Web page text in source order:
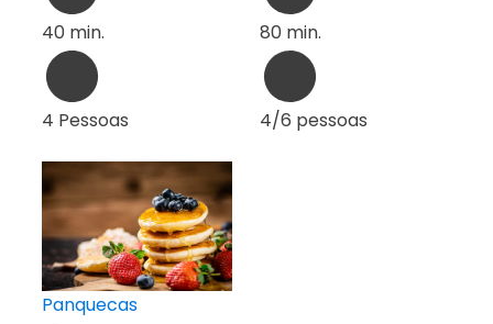
40 min.
4 Pessoas
80 min.
4/6 pessoas
Panquecas